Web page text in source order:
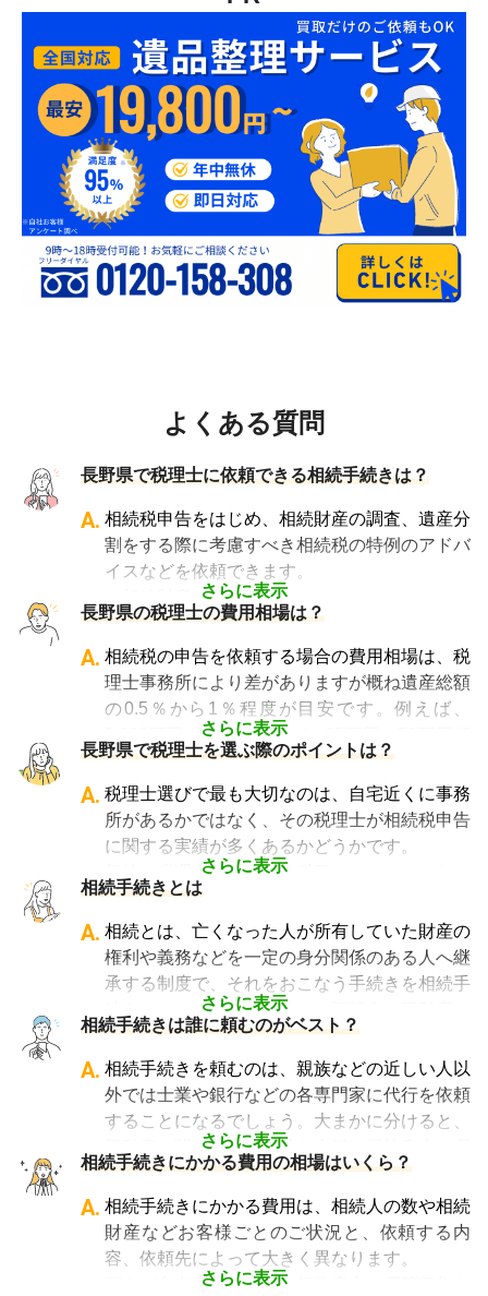
よくある質問
長野県で税理士に依頼できる相続手続きは？
さらに表示
A. 相続税申告をはじめ、相続財産の調査、遺産分
割をする際に考慮すべき相続税の特例のアドバ
イスなどを依頼できます。
・相続財産の調査
・特例等を適用した申告の遺産分割協議書の作
成
・相続税の申告や準確定申告
長野県の税理士の費用相場は？
さらに表示
A. 相続税の申告を依頼する場合の費用相場は、税
理士事務所により差がありますが概ね遺産総額
の0.5％から1％程度が目安です。例えば、
5,000万円の遺産であれば、25万円～50万円程
度が目安となります。
相談料については、初回のみ無料・30分以内
無料・30分から1時間あたり数千円の費用がか
かる、などさまざまです。
なお相続税の申告期限ギリギリに依頼をする
と、特急料金が上乗せされるため、注意が必要
です。
「相続費用見積ガイド」では、 相続税申告に強
い税理士に、無料で一括見積依頼が可能です 。
ご自身の状況ではいくら費用がかかるのか、ま
ずは見積を取り寄せてみましょう。
長野県で税理士を選ぶ際のポイントは？
さらに表示
A. 税理士選びで最も大切なのは、自宅近くに事務
所があるかではなく、その税理士が相続税申告
に関する実績が多くあるかどうかです。
相続は税理士試験の必修科目でないことから、
資格試験を取る時に選択していない税理士にと
っては全くの専門外となります。
そのため相続税を専門に扱う税理士事務所や、
相続税申告の経験が豊富な税理士事務所を選ぶ
ことが、節税の面でもスムーズな手続きの面で
も大変重要になります。
なお、自宅から離れた場所にある事務所であっ
ても、相続税申告の対応は可能です。
「相続費用見積ガイド」では、相続税申告に強
い税理士を多数掲載しており、無料で一括見積
依頼が可能です。ぜひご利用ください。
相続手続きとは
さらに表示
A. 相続とは、亡くなった人が所有していた財産の
権利や義務などを一定の身分関係のある人へ継
承する制度で、それをおこなう手続きを相続手
続きといいます。具体的には預貯金や不動産、
借金なども含めた亡くなった人の財産を配偶者
や子どもなどの相続人に引き継ぐ手続きのこと
です。相続手続きが大変と言われるのは、その
複雑さや手続きの多さにあります。加えて役所
や銀行などに出向くことも多いことから時間も
手間もかかります。専門家に任せればそういっ
た煩わしさを大幅に減らすことができます。
相続手続きは誰に頼むのがベスト？
さらに表示
A. 相続手続きを頼むのは、親族などの近しい人以
外では士業や銀行などの各専門家に代行を依頼
することになるでしょう。大まかに分けると、
不動産に関する相続手続き全般は司法書士、戸
籍謄本の収集、預貯金口座・車などの名義変更
手続きを任せたい場合は行政書士、相続税申告
や節税対策の検討は税理士、相続人の間で争い
やトラブルになっている場合は弁護士というよ
うに状況別に頼むのがベストです。
相続手続きにかかる費用の相場はいくら？
さらに表示
A. 相続手続きにかかる費用は、相続人の数や相続
財産などお客様ごとのご状況と、依頼する内
容、依頼先によって大きく異なります。
例えば参考価格として、行政書士に戸籍収集を